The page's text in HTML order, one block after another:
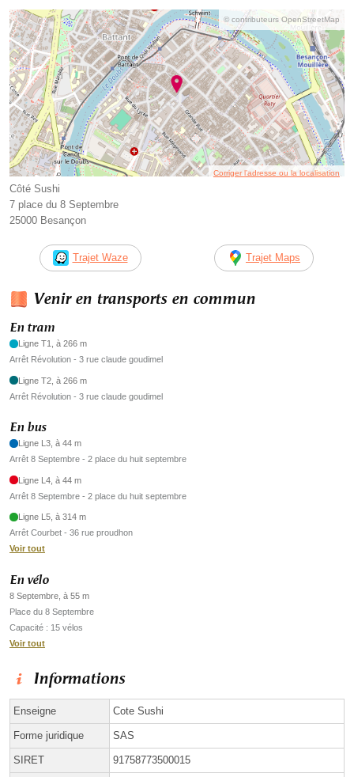
© contributeurs OpenStreetMap
Corriger l’adresse ou la localisation
Côté Sushi
7 place du 8 Septembre
25000 Besançon
Trajet Waze Trajet Maps
Venir en transports en commun
En tram
Ligne T1, à 266 m
Arrêt Révolution - 3 rue claude goudimel
Ligne T2, à 266 m
Arrêt Révolution - 3 rue claude goudimel
En bus
Ligne L3, à 44 m
Arrêt 8 Septembre - 2 place du huit septembre
Ligne L4, à 44 m
Arrêt 8 Septembre - 2 place du huit septembre
Ligne L5, à 314 m
Arrêt Courbet - 36 rue proudhon
Voir tout
En vélo
8 Septembre, à 55 m
Place du 8 Septembre
Capacité : 15 vélos
Voir tout
Informations
Enseigne Cote Sushi
Forme juridique SAS
SIRET 91758773500015